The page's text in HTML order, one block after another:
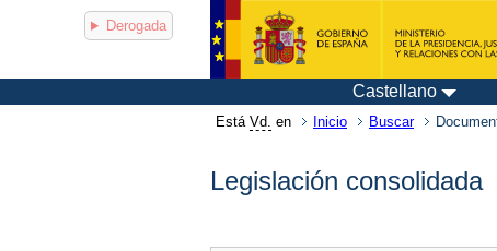
Castellano
Está Vd. en Inicio Buscar
Legislación consolidada
Derogada